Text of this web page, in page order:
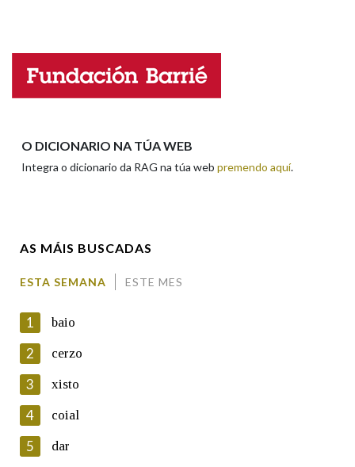
Nome
En cumprimento da normativa vixente en materia de
Protección de Datos de Carácter Persoal, a Real Academia
Galega informa a aqueles usuarios que faciliten o seu correo
electrónico, así como calquera outra información de carácter
persoal, que estes datos serán obxecto de tratamento
O DICIONARIO NA TÚA WEB
Integra o dicionario da RAG na túa web premendo aquí.
AS MÁIS BUSCADAS
ESTA SEMANA ESTE MES
1 baio
2 cerzo
3 xisto
4 coial
5 dar